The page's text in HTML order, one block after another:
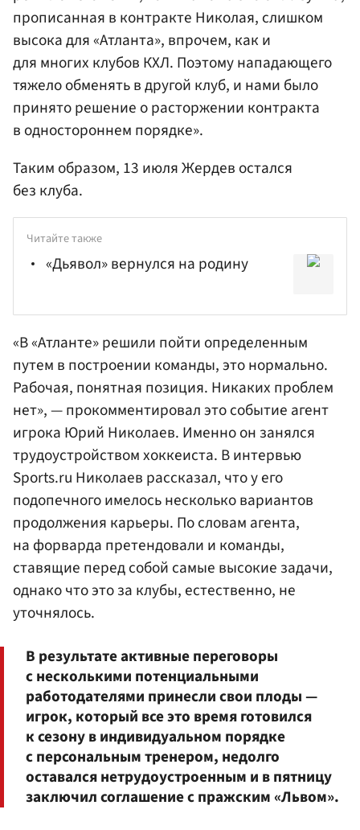
прописанная в контракте Николая, слишком
высока для «Атланта», впрочем, как и
для многих клубов КХЛ. Поэтому нападающего
тяжело обменять в другой клуб, и нами было
принято решение о расторжении контракта
в одностороннем порядке».
Таким образом, 13 июля Жердев остался
без клуба.
Читайте также
«Дьявол» вернулся на родину
«В «Атланте» решили пойти определенным
путем в построении команды, это нормально.
Рабочая, понятная позиция. Никаких проблем
нет», — прокомментировал это событие агент
игрока Юрий Николаев. Именно он занялся
трудоустройством хоккеиста. В интервью
Sports.ru Николаев рассказал, что у его
подопечного имелось несколько вариантов
продолжения карьеры. По словам агента,
на форварда претендовали и команды,
ставящие перед собой самые высокие задачи,
однако что это за клубы, естественно, не
уточнялось.
В результате активные переговоры
с несколькими потенциальными
работодателями принесли свои плоды —
игрок, который все это время готовился
к сезону в индивидуальном порядке
с персональным тренером, недолго
оставался нетрудоустроенным и в пятницу
заключил соглашение с пражским «Львом».